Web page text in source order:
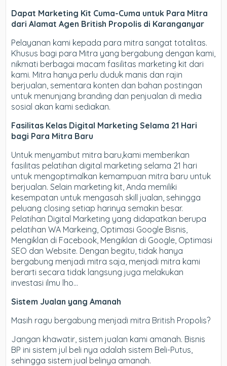
Dapat Marketing Kit Cuma-Cuma untuk Para Mitra
dari Alamat Agen British Propolis di Karanganyar
Pelayanan kami kepada para mitra sangat totalitas.
Khusus bagi para Mitra yang bergabung dengan kami,
nikmati berbagai macam fasilitas marketing kit dari
kami. Mitra hanya perlu duduk manis dan rajin
berjualan, sementara konten dan bahan postingan
untuk menunjang branding dan penjualan di media
sosial akan kami sediakan.
Fasilitas Kelas Digital Marketing Selama 21 Hari
bagi Para Mitra Baru
Untuk menyambut mitra baru,kami memberikan
fasilitas pelatihan digital marketing selama 21 hari
untuk mengoptimalkan kemampuan mitra baru untuk
berjualan. Selain marketing kit, Anda memiliki
kesempatan untuk mengasah skill jualan, sehingga
peluang closing setiap harinya semakin besar.
Pelatihan Digital Marketing yang didapatkan berupa
pelatihan WA Markeing, Optimasi Google Bisnis,
Mengiklan di Facebook, Mengiklan di Google, Optimasi
SEO dan Website. Dengan begitu, tidak hanya
bergabung menjadi mitra saja, menjadi mitra kami
berarti secara tidak langsung juga melakukan
investasi ilmu lho…
Sistem Jualan yang Amanah
Masih ragu bergabung menjadi mitra British Propolis?
Jangan khawatir, sistem jualan kami amanah. Bisnis
BP ini sistem jul beli nya adalah sistem Beli-Putus,
sehingga sistem jual belinya amanah.